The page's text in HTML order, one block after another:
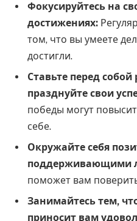
Фокусируйтесь на
достижениях:
том, что вы умеете
достигли.
Ставьте перед
празднуйте свои
победы могут
себе.
Окружайте себя
поддерживающими
поможет вам
Занимайтесь тем,
приносит вам